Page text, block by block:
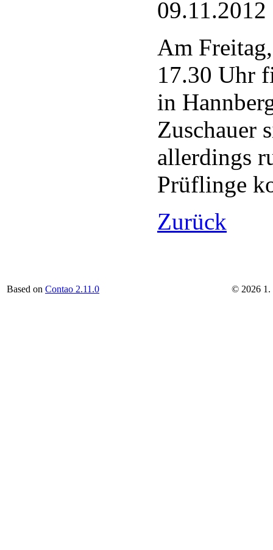
Am
17.30 Uhr
in
Zuschauer
allerdings
Prüflinge
Zurück
Based on Contao 2.11.0 © 2026